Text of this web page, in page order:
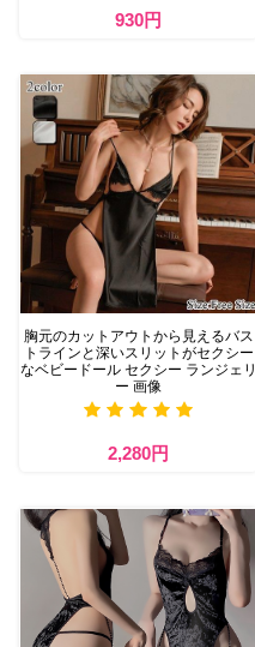
930円
胸元のカットアウトから見えるバス
トラインと深いスリットがセクシー
なベビードール セクシー ランジェリ
ー 画像
2,280円